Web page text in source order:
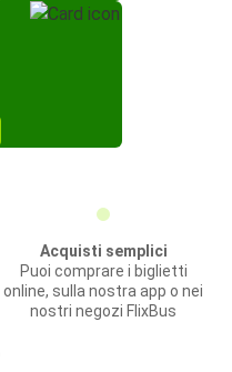
Acquisti semplici
Puoi comprare i biglietti
online, sulla nostra app o nei
nostri negozi FlixBus